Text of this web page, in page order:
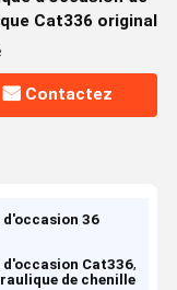
Cat336 original
Contactez
36
Cat336,
de chenille